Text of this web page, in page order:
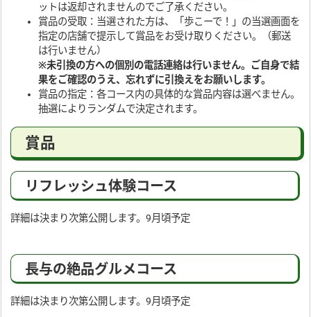
ットは返却されませんのでご了承ください。
賞品の受取：当選された方は、「歩こーで！」の当選画面を
指定の店舗で提示して賞品をお受け取りください。（郵送
は行いません）
※未引換の方への個別の電話連絡は行いません。ご自身で結
果をご確認のうえ、忘れずに引換えをお願いします。
賞品の指定：各コース内の具体的な賞品内容は選べません。
抽選によりランダムで決定されます。
賞品
リフレッシュ体験コース
詳細は決まり次第公開します。9月頃予定
長与の絶品グルメコース
詳細は決まり次第公開します。9月頃予定